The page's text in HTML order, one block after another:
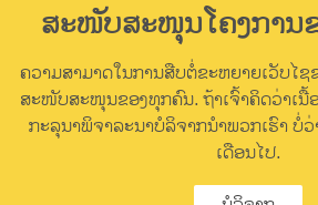
ສະໜັບສະໜຸນໂຄງການ
ຄວາມສາມາດໃນການສືບຕໍ່ຂະຫຍາຍເວັບໄ
ສະໜັບສະໜຸນຂອງທຸກຄົນ. ຖ້າເຈົ້າຄິດວ່າເນື້
ກະລຸນາພິຈາລະນາບໍລິຈາກນຳພວກເຮົາ ບໍ່
ເດືອນໄປ.